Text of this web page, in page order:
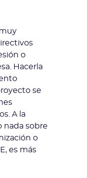
o
Hacerla
se
A la
nada sobre
o
es más